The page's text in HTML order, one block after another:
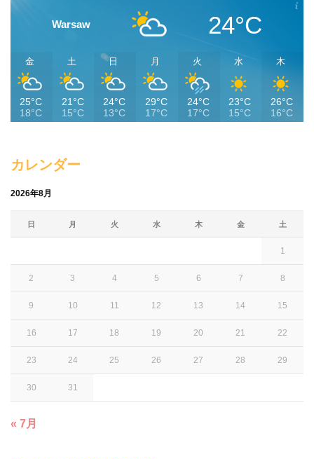
Warsaw 24°C
金
25°C
18°C
土
21°C
15°C
日
24°C
13°C
月
29°C
17°C
火
24°C
17°C
水
23°C
15°C
木
26°C
16°C
カレンダー
2026年8月
日 月 火 水 木 金 土
1
2 3 4 5 6 7 8
9 10 11 12 13 14 15
16 17 18 19 20 21 22
23 24 25 26 27 28 29
30 31
« 7月